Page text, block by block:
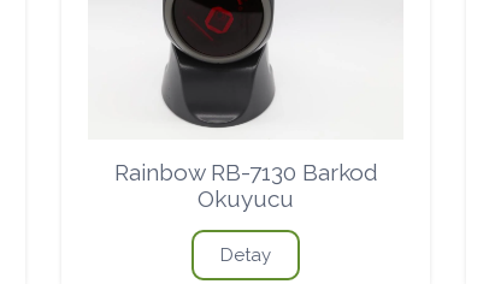
Rainbow RB-7130 Barkod
Okuyucu
Detay